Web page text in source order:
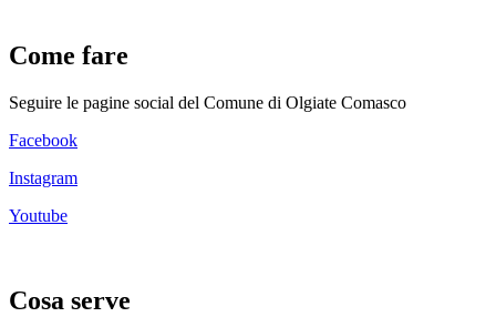
Come fare
Seguire le pagine social del Comune di Olgiate Comasco
Facebook
Instagram
Youtube
Cosa serve